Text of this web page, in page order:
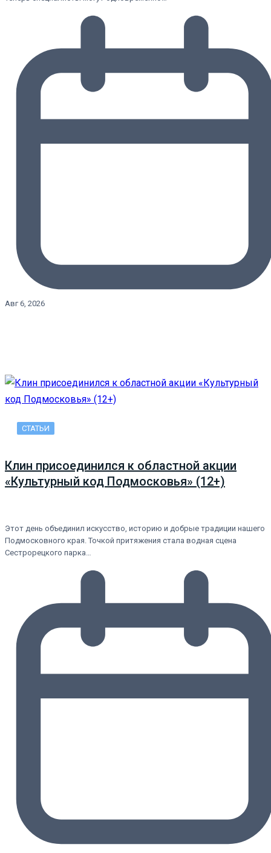
Авг 6, 2026
СТАТЬИ
Клин присоединился к областной акции
«Культурный код Подмосковья» (12+)
Этот день объединил искусство, историю и добрые традиции нашего
Подмосковного края. Точкой притяжения стала водная сцена
Сестрорецкого парка…